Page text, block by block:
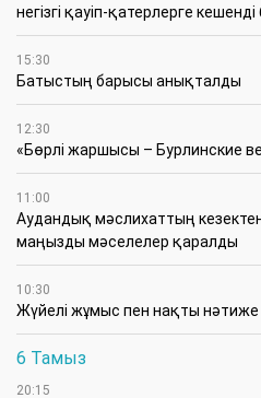
негізгі қауіп-қатерлерге
15:30
Батыстың барысы анықталды
12:30
«Бөрлі жаршысы – Бурлинские
11:00
Аудандық мәслихаттың
маңызды мәселелер қаралды
10:30
Жүйелі жұмыс пен нақты нәтиже
6 Тамыз
20:15